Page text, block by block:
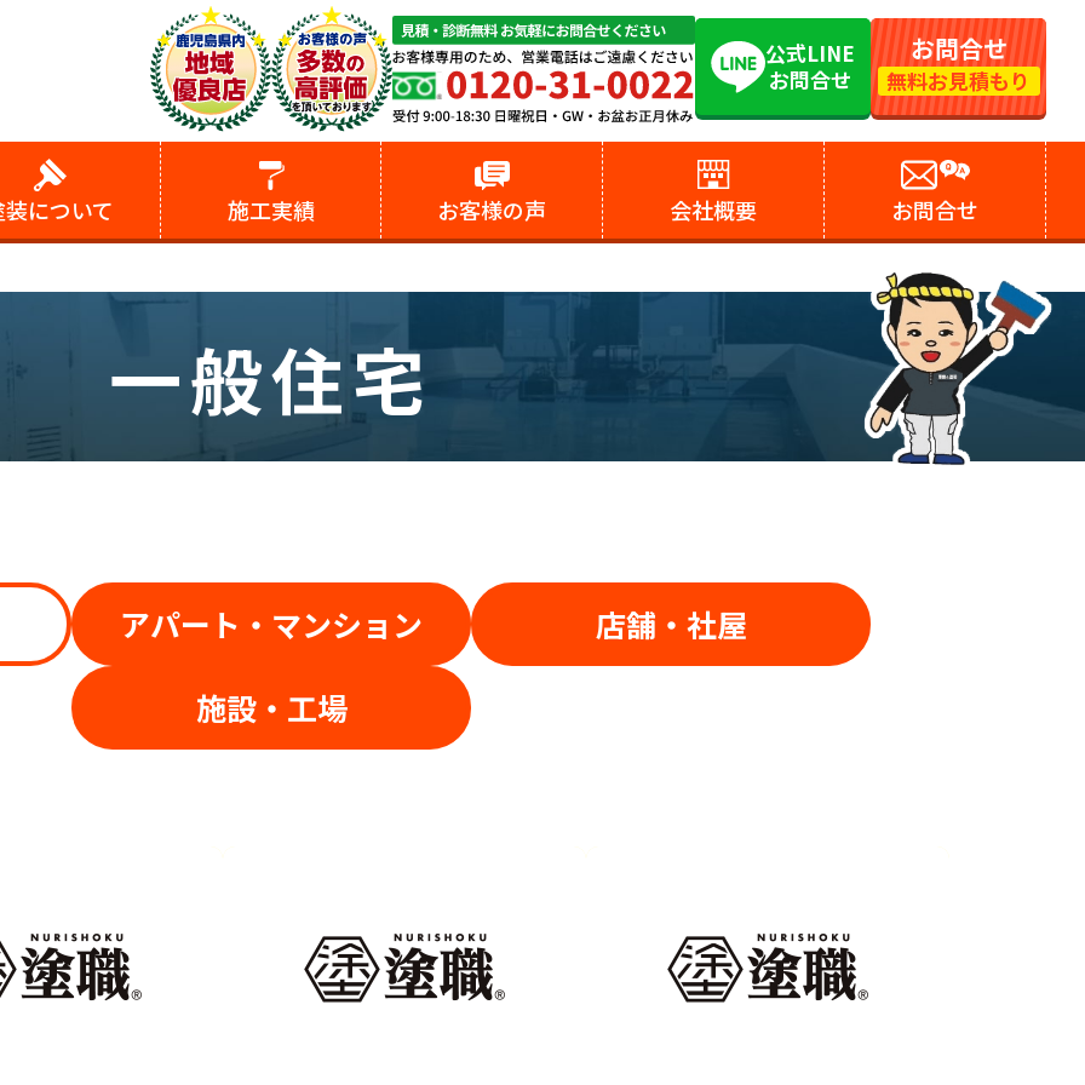
公式LINE
お問合せ
お問合せ
無料お見積もり
装について 施工実績 お客様の声 会社概要 お問合せ
一般住宅
アパート・マンション
店舗・社屋
施設・工場